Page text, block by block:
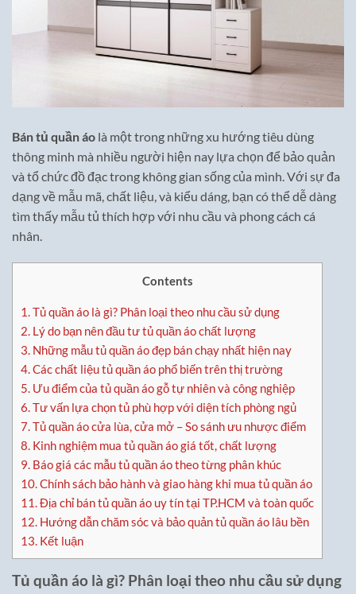
Bán tủ quần áo là một trong những xu hướng tiêu dùng
thông minh mà nhiều người hiện nay lựa chọn để bảo quản
và tổ chức đồ đạc trong không gian sống của mình. Với sự đa
dạng về mẫu mã, chất liệu, và kiểu dáng, bạn có thể dễ dàng
tìm thấy mẫu tủ thích hợp với nhu cầu và phong cách cá
nhân.
Contents
1.Tủ quần áo là gì? Phân loại theo nhu cầu sử dụng
2. Lý do bạn nên đầu tư tủ quần áo chất lượng
3. Những mẫu tủ quần áo đẹp bán chạy nhất hiện nay
4.Các chất liệu tủ quần áo phổ biến trên thị trường
5. Ưu điểm của tủ quần áo gỗ tự nhiên và công nghiệp
6.Tư vấn lựa chọn tủ phù hợp với diện tích phòng ngủ
7.Tủ quần áo cửa lùa, cửa mở – So sánh ưu nhược điểm
8. Kinh nghiệm mua tủ quần áo giá tốt, chất lượng
9. Báo giá các mẫu tủ quần áo theo từng phân khúc
10.Chính sách bảo hành và giao hàng khi mua tủ quần áo
11.Địa chỉ bán tủ quần áo uy tín tại TP.HCM và toàn quốc
12. Hướng dẫn chăm sóc và bảo quản tủ quần áo lâu bền
13. Kết luận
Tủ quần áo là gì? Phân loại theo nhu cầu sử dụng